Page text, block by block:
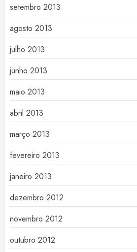
setembro 2013
agosto 2013
julho 2013
junho 2013
maio 2013
abril 2013
março 2013
fevereiro 2013
janeiro 2013
dezembro 2012
novembro 2012
outubro 2012